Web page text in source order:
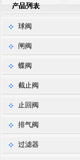
球阀
闸阀
蝶阀
截止阀
止回阀
排气阀
过滤器